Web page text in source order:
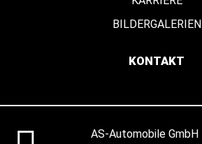
BILDERGALERIEN
KONTAKT
AS-Automobile GmbH